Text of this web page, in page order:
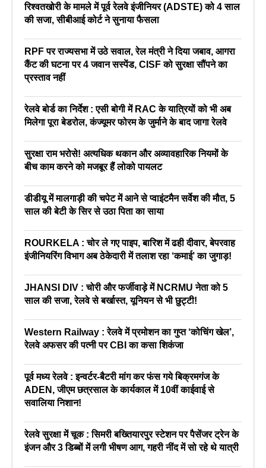
रिश्वतखोरी के मामले में पूर्व रेलवे इंजीनियर (ADSTE) को 4 साल
की सजा, सीबीआई कोर्ट ने सुनाया फैसला
RPF पर राज्यसभा में उठे सवाल, रेल मंत्री ने दिया जबाव, आगरा
कैंट की घटना पर 4 जवान सस्पेंड, CISF को सुरक्षा सौंपने का
प्रस्ताव नहीं
रेलवे बोर्ड का निर्देश : एसी बोगी में RAC के यात्रियों को भी अब
मिलेगा पूरा बेडरोल, कंज्यूमर फोरम के जुर्माने के बाद जागा रेलवे
सुरक्षा राम भरोसे! अत्यधिक थकान और अव्यावहारिक नियमों के
बीच काम करने को मजबूर हैं लोको पायलट
डीडीयू में मालगाड़ी की चपेट में आने से प्वाइंटमैन सर्वेश की मौत, 5
साल की बेटी के सिर से उठा पिता का साया
ROURKELA : चोर ले गए पाइप, बारिश में ढही दीवार, बेपरवाह
इंजीनियरिंग विभाग अब ठेकेदारी में तलाश रहा ‘कमाई’ का जुगाड़!
JHANSI DIV : चोरी और फर्जीवाड़े में NCRMU नेता को 5
साल की सजा, रेलवे से बर्खास्त, यूनियन से भी छुट्टी!
Western Railway : रेलवे में प्रमोशन का गुप्त ‘कोचिंग खेल’,
रेलवे अफसर की पत्नी पर CBI का कसा शिकंजा
पूर्व मध्य रेलवे : इन्वर्टर-बैटरी मांग कर फंस गये बिक्रमगंज के
ADEN, जीएम छत्रसाल के कार्यकाल में 10वीं काईवाई से
सवालिया निशान!
रेलवे सुरक्षा में चूक : सिमरी बख्तियारपुर स्टेशन पर पैसेंजर ट्रेन के
इंजन और 3 डिब्बों में लगी भीषण आग, गहरी नींद में सो रहे थे यात्री